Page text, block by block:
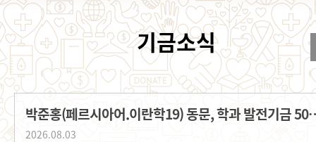
박준홍(페르시아어.이
2026.08.03